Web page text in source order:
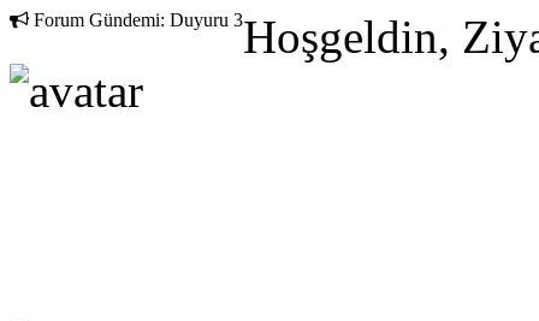
Forum Gündemi: Duyuru 3Hoşgeldin,